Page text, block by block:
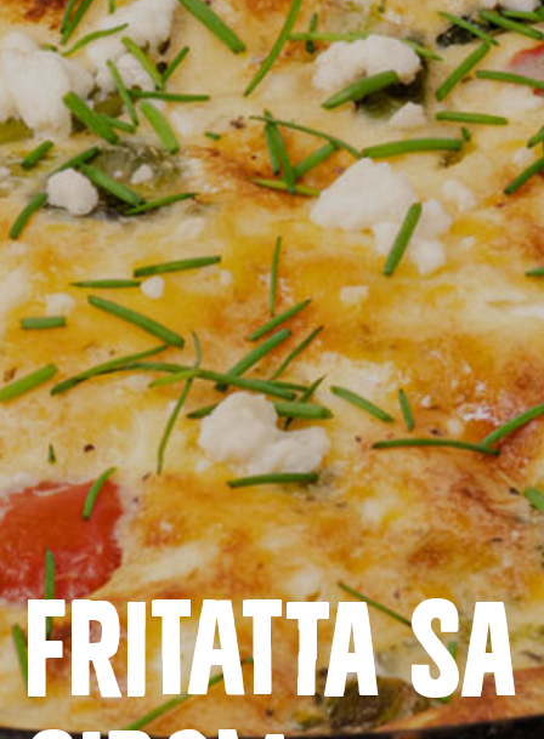
Naslovnica
Proizvodi
Recepti
Priča o ABC siru
Fritatta sa